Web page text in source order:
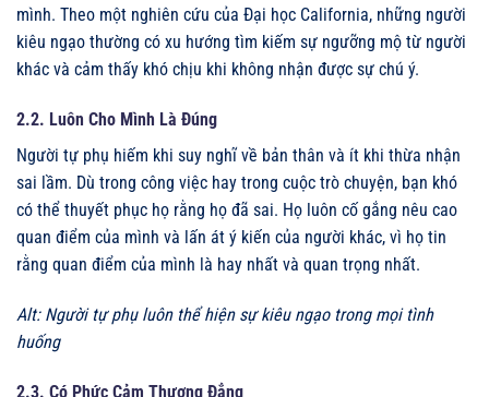
mình. Theo một nghiên cứu của Đại học California, những người
kiêu ngạo thường có xu hướng tìm kiếm sự ngưỡng mộ từ người
khác và cảm thấy khó chịu khi không nhận được sự chú ý.
2.2. Luôn Cho Mình Là Đúng
Người tự phụ hiếm khi suy nghĩ về bản thân và ít khi thừa nhận
sai lầm. Dù trong công việc hay trong cuộc trò chuyện, bạn khó
có thể thuyết phục họ rằng họ đã sai. Họ luôn cố gắng nêu cao
quan điểm của mình và lấn át ý kiến của người khác, vì họ tin
rằng quan điểm của mình là hay nhất và quan trọng nhất.
Alt: Người tự phụ luôn thể hiện sự kiêu ngạo trong mọi tình
huống
2.3. Có Phức Cảm Thượng Đẳng